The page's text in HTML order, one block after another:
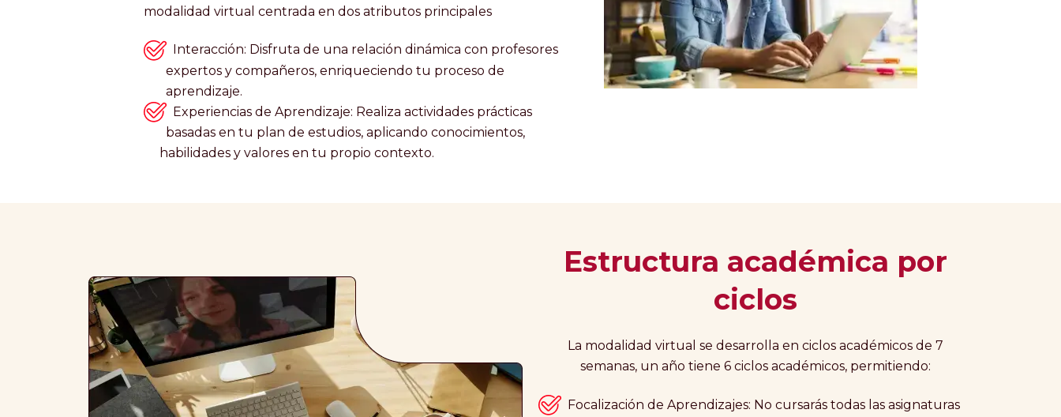
modalidad virtual centrada en dos atributos principales
Interacción: Disfruta de una relación dinámica con profesores
expertos y compañeros, enriqueciendo tu proceso de
aprendizaje.
Experiencias de Aprendizaje: Realiza actividades prácticas
basadas en tu plan de estudios, aplicando conocimientos,
habilidades y valores en tu propio contexto.
Estructura académica por
ciclos
La modalidad virtual se desarrolla en ciclos académicos de 7
semanas, un año tiene 6 ciclos académicos, permitiendo:
Focalización de Aprendizajes: No cursarás todas las asignaturas